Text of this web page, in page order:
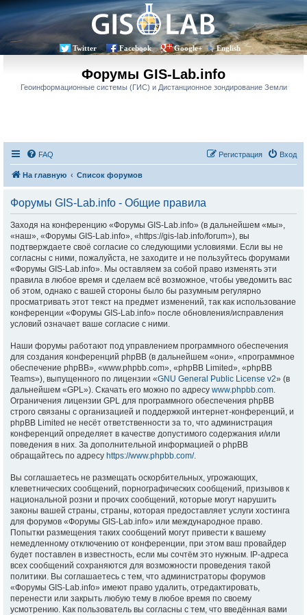
Twitter Facebook Google+ English
Форумы GIS-Lab.info
Геоинформационные системы (ГИС) и Дистанционное зондирование Земли
FAQ Вход
Регистрация
На главную Список форумов
Форумы GIS-Lab.info - Общие правила
Заходя на конференцию «Форумы GIS-Lab.info» (в дальнейшем «мы»,
«наш», «Форумы GIS-Lab.info», «https://gis-lab.info/forum»), вы
подтверждаете своё согласие со следующими условиями. Если вы не
согласны с ними, пожалуйста, не заходите и не пользуйтесь форумами
«Форумы GIS-Lab.info». Мы оставляем за собой право изменять эти
правила в любое время и сделаем всё возможное, чтобы уведомить вас
об этом, однако с вашей стороны было бы разумным регулярно
просматривать этот текст на предмет изменений, так как использование
конференции «Форумы GIS-Lab.info» после обновления/исправления
условий означает ваше согласие с ними.
Наши форумы работают под управлением программного обеспечения
для создания конференций phpBB (в дальнейшем «они», «программное
обеспечение phpBB», «www.phpbb.com», «phpBB Limited», «phpBB
Teams»), выпущенного по лицензии «GNU General Public License v2» (в
дальнейшем «GPL»). Скачать его можно по адресу www.phpbb.com.
Ограничения лицензии GPL для программного обеспечения phpBB
строго связаны с организацией и поддержкой интернет-конференций, и
phpBB Limited не несёт ответственности за то, что администрация
конференций определяет в качестве допустимого содержания и/или
поведения в них. За дополнительной информацией о phpBB
обращайтесь по адресу https://www.phpbb.com/.
Вы соглашаетесь не размещать оскорбительных, угрожающих,
клеветнических сообщений, порнографических сообщений, призывов к
национальной розни и прочих сообщений, которые могут нарушить
законы вашей страны, страны, которая предоставляет услуги хостинга
для форумов «Форумы GIS-Lab.info» или международное право.
Попытки размещения таких сообщений могут привести к вашему
немедленному отключению от конференции, при этом ваш провайдер
будет поставлен в известность, если мы сочтём это нужным. IP-адреса
всех сообщений сохраняются для возможности проведения такой
политики. Вы соглашаетесь с тем, что администраторы форумов
«Форумы GIS-Lab.info» имеют право удалить, отредактировать,
перенести или закрыть любую тему в любое время по своему
усмотрению. Как пользователь вы согласны с тем, что введённая вами